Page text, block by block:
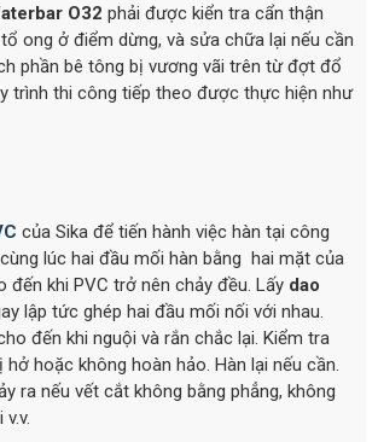
O32 phải được kiển tra cẩn thận
ong ở điểm dừng, và sửa chữa lại nếu cần
phần bê tông bị vương vãi trên từ đợt đổ
trình thi công tiếp theo được thực hiện như
của Sika để tiến hành việc hàn tại công
lúc hai đầu mối hàn bằng hai mặt của
đến khi PVC trở nên chảy đều. Lấy dao
lập tức ghép hai đầu mối nối với nhau.
đến khi nguội và rắn chắc lại. Kiểm tra
hoặc không hoàn hảo. Hàn lại nếu cần.
ra nếu vết cắt không bằng phẳng, không